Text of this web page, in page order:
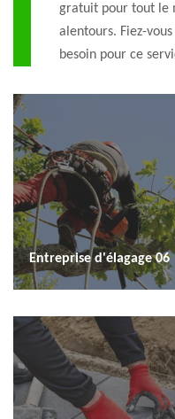
gratuit pour tout le
alentours. Fiez-
besoin pour ce
Entreprise d'élagage 06